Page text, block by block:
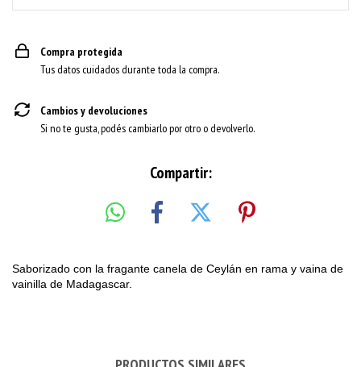
Compra protegida
Tus datos cuidados durante toda la compra.
Cambios y devoluciones
Si no te gusta, podés cambiarlo por otro o devolverlo.
Compartir:
Saborizado con la fragante canela de Ceylán en rama y vaina de
vainilla de Madagascar.